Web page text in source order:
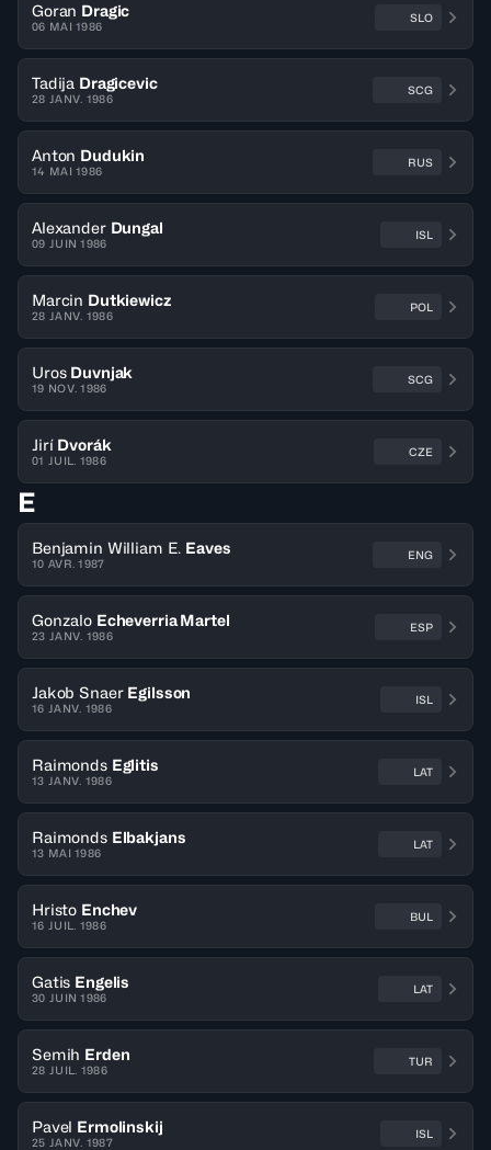
Goran Dragic
06 MAI 1986
SLO
Tadija Dragicevic
28 JANV. 1986
SCG
Anton Dudukin
14 MAI 1986
RUS
Alexander Dungal
09 JUIN 1986
ISL
Marcin Dutkiewicz
28 JANV. 1986
POL
Uros Duvnjak
19 NOV. 1986
SCG
Jirí Dvorák
01 JUIL. 1986
CZE
E
Benjamin William E. Eaves
10 AVR. 1987
ENG
Gonzalo Echeverria Martel
23 JANV. 1986
ESP
Jakob Snaer Egilsson
16 JANV. 1986
ISL
Raimonds Eglitis
13 JANV. 1986
LAT
Raimonds Elbakjans
13 MAI 1986
LAT
Hristo Enchev
16 JUIL. 1986
BUL
Gatis Engelis
30 JUIN 1986
LAT
Semih Erden
28 JUIL. 1986
TUR
Pavel Ermolinskij
25 JANV. 1987
ISL